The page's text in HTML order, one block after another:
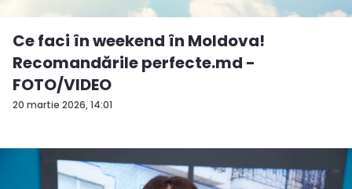
20 martie 2026, 14:01
Ce faci în weekend în Moldova!
Recomandările perfecte.md -
FOTO/VIDEO